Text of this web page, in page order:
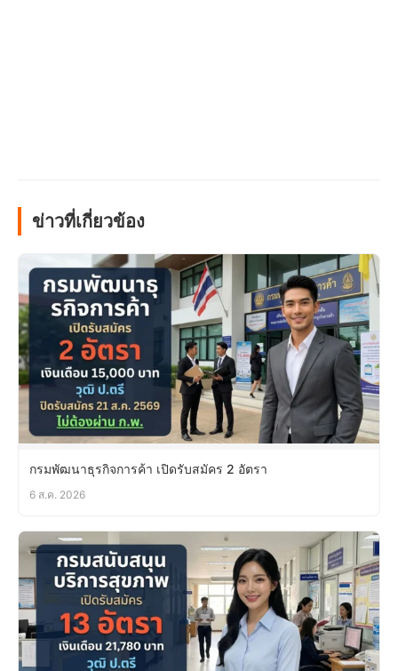
ข่าวที่เกี่ยวข้อง
กรมพัฒนาธุรกิจการค้า เปิดรับสมัคร 2 อัตรา
6 ส.ค. 2026